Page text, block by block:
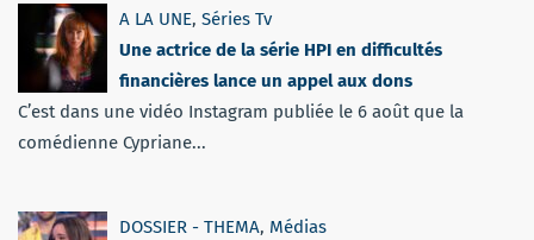
A LA UNE, Séries Tv
Une actrice de la série HPI en difficultés
financières lance un appel aux dons
C’est dans une vidéo Instagram publiée le 6 août que la
comédienne Cypriane...
DOSSIER - THEMA, Médias